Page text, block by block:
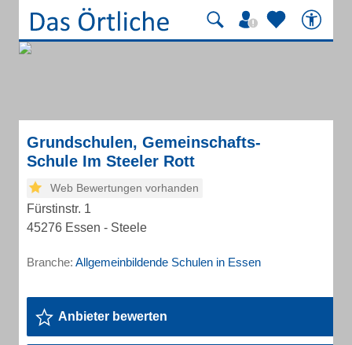
Grundschulen, Gemeinschafts-
Schule Im Steeler Rott
Web Bewertungen vorhanden
Fürstinstr. 1
45276 Essen - Steele
Branche: Allgemeinbildende Schulen in Essen
Anbieter bewerten